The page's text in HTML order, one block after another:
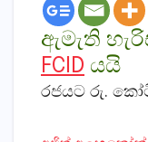
ඇමැති
FCID යයි
රජයට රු.